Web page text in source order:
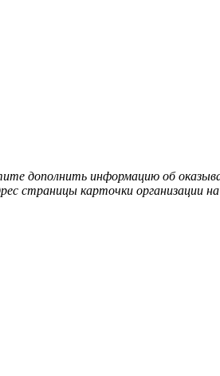
дополнить информацию об
страницы карточки организации